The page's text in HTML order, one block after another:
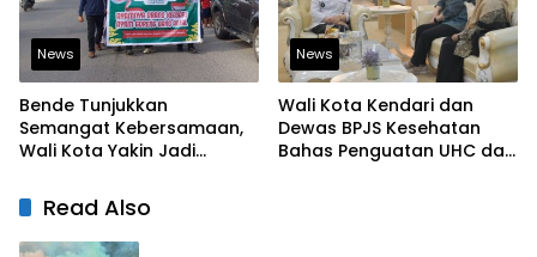
News
Bende Tunjukkan
Semangat Kebersamaan,
Wali Kota Yakin Jadi
Lain
News
Wali Kota Kendari dan
Dewas BPJS Kesehatan
Bahas Penguatan UHC dan
Read Also